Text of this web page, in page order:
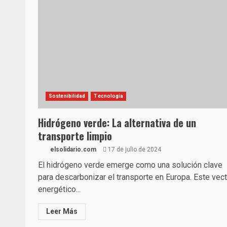
Sostenibilidad Tecnología
Hidrógeno verde: La alternativa de un
transporte limpio
elsolidario.com 17 de julio de 2024
El hidrógeno verde emerge como una solución clave
para descarbonizar el transporte en Europa. Este
energético...
Leer Más